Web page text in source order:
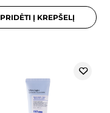
PRIDĖTI Į KREPŠELĮ